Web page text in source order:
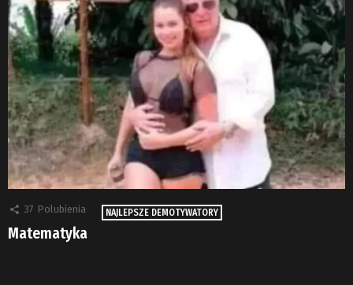
37 Polubienia NAJLEPSZE DEMOTYWATORY
Matematyka